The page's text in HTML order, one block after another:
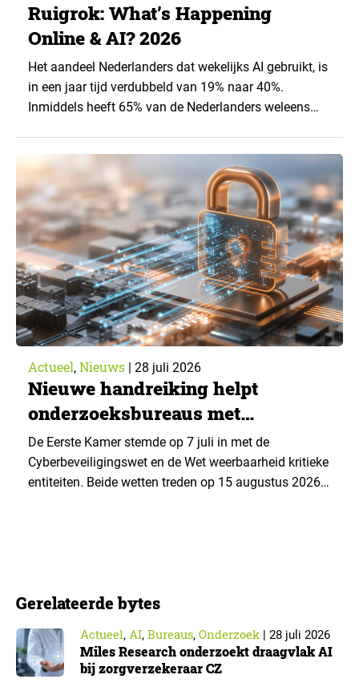
Ruigrok: What’s Happening
Online & AI? 2026
Het aandeel Nederlanders dat wekelijks AI gebruikt, is
in een jaar tijd verdubbeld van 19% naar 40%.
Inmiddels heeft 65% van de Nederlanders weleens
van What’s Happening Online & AI? 2026, het
jaarlijkse trendrapport van Ruigrok onderzoek &
advies over…
Actueel, Nieuws | 28 juli 2026
Nieuwe handreiking helpt
onderzoeksbureaus met
Cyberbeveiligingswet
De Eerste Kamer stemde op 7 juli in met de
Cyberbeveiligingswet en de Wet weerbaarheid kritieke
entiteiten. Beide wetten treden op 15 augustus 2026
onderzoeksorganisatie. De toepasselijkheid…
Gerelateerde bytes
Actueel, AI, Bureaus, Onderzoek| 28 juli 2026
Miles Research onderzoekt draagvlak AI
bij zorgverzekeraar CZ